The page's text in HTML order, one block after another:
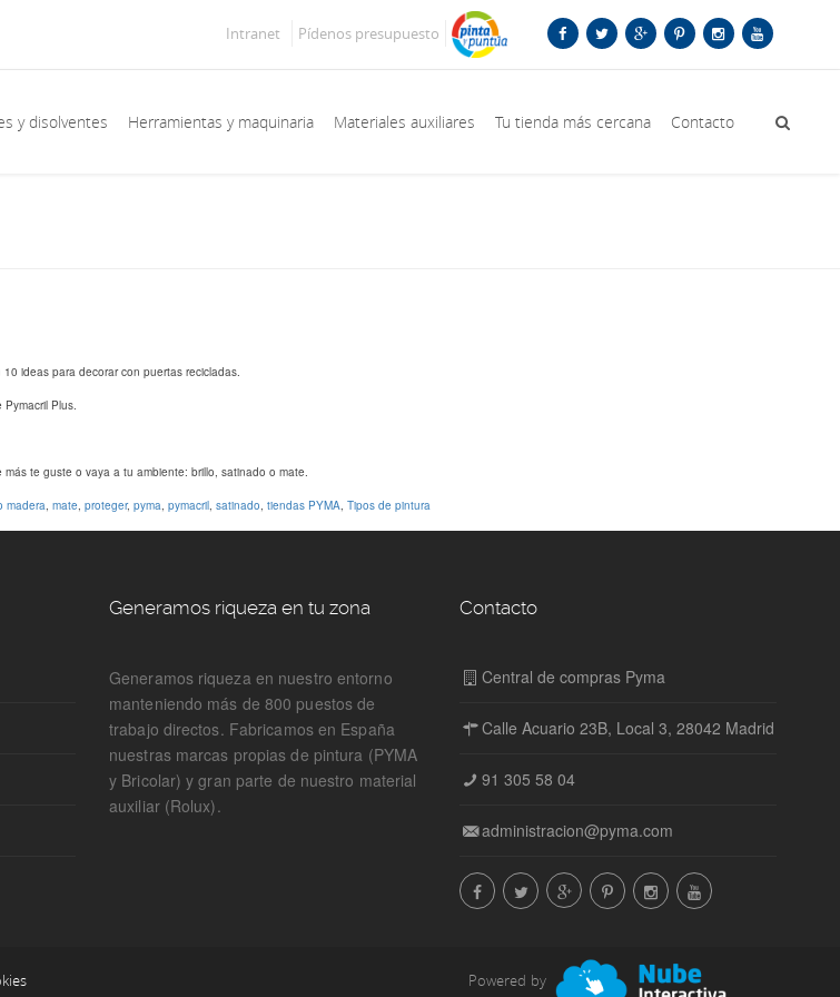
Intranet Pídenos presupuesto
y disolventes Herramientas y maquinaria Materiales auxiliares Tu tienda más cercana Contacto
ideas para decorar con puertas recicladas.
Plus.
te guste o vaya a tu ambiente: brillo, satinado o mate.
madera, mate, proteger, pyma, pymacril, satinado, tiendas PYMA, Tipos de pintura
Generamos riqueza en tu zona
Generamos riqueza en nuestro entorno
manteniendo más de 800 puestos de
trabajo directos. Fabricamos en España
nuestras marcas propias de pintura (PYMA
y Bricolar) y gran parte de nuestro material
auxiliar (Rolux).
Contacto
Central de compras Pyma
Calle Acuario 23B, Local 3, 28042 Madrid
91 305 58 04
administracion@pyma.com
Powered by